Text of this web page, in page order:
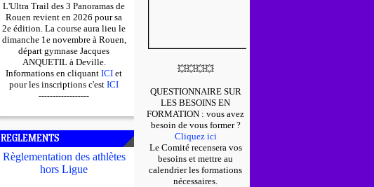
L'Ultra Trail des 3 Panoramas de
Rouen revient en 2026 pour sa
2e édition. La course aura lieu le
dimanche 1e novembre à Rouen,
départ gymnase Jacques
ANQUETIL à Deville.
Informations en cliquant ICI et
pour les inscriptions c'est ICI
------------------
REGLEMENTS
Règlementation des athlètes
hors Ligue
💥💥💥💥
QUESTIONNAIRE SUR
LES BESOINS EN
FORMATION : vous avez
besoin de vous former ?
Cliquez ici
Le Comité recensera vos
besoins et mettre au
calendrier les formations
nécessaires.